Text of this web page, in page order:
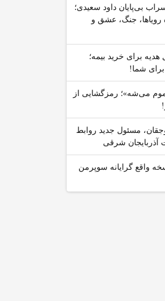
بی‌پایان داود سعیدی؛
رویاها، جنگ، عشق و
هدیه برای خرید بیمه؛
شما!
می‌شه»؛ رمزگشایی از
مسئول جدید روابط
آذربایجان شرقی
واقع گرایانه سوپرمن